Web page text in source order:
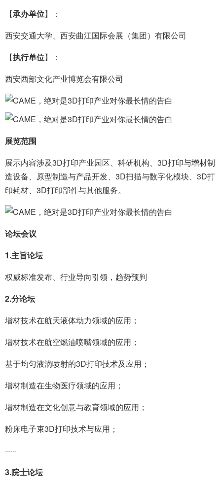
【承办单位】：
西安交通大学、西安曲江国际会展（集团）有限公司
【执行单位】：
西安西部文化产业博览会有限公司
展览范围
展示内容涉及3D打印产业园区、科研机构、3D打印与增材制
造设备、原型制造与产品开发、3D扫描与数字化模块、3D打
印耗材、3D打印部件与其他服务。
论坛会议
1.主旨论坛
权威标准发布、行业导向引领，趋势预判
2.分论坛
增材技术在航天液体动力领域的应用；
增材技术在航空燃油喷嘴领域的应用；
基于均匀液滴喷射的3D打印技术及应用；
增材制造在生物医疗领域的­应用；
增材制造在文化创意与教育领域的应用；
粉床电子束3D打印技术与应用；
······
3.院士论坛